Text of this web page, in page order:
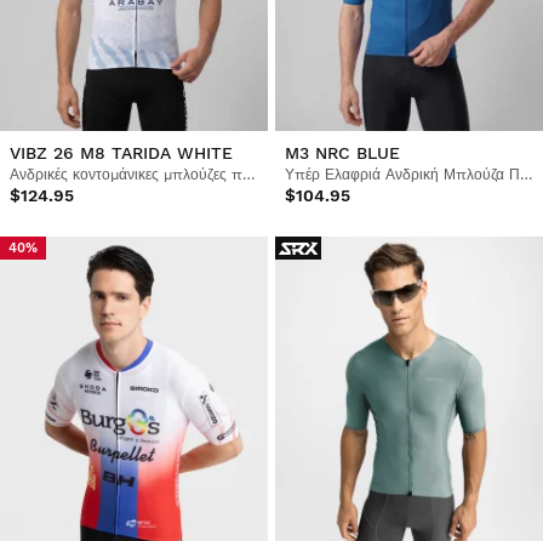
VIBZ 26 M8 TARIDA WHITE
Ανδρικές κοντομάνικες μπλούζες ποδηλασίας Vuelta a Ibiza MTB x Siroko
$124.95
M3 NRC BLUE
Υπέρ Ελαφριά Ανδρική Μπλούζα Ποδηλασίας
$104.95
40%